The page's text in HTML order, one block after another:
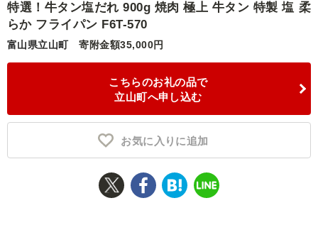
ランキング
特集・おすすめ
控除額シミュレータ Q&A
特選！牛タン塩だれ 900g 焼肉 極上 牛タン 特製 塩 柔
らか フライパン F6T-570
富山県立山町 寄附金額35,000円
こちらのお礼の品で
立山町へ申し込む
お気に入りに追加